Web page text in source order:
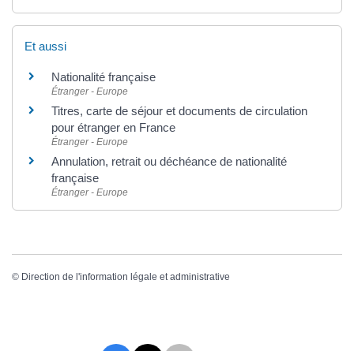
Et aussi
Nationalité française
Étranger - Europe
Titres, carte de séjour et documents de circulation
pour étranger en France
Étranger - Europe
Annulation, retrait ou déchéance de nationalité
française
Étranger - Europe
© Direction de l'information légale et administrative